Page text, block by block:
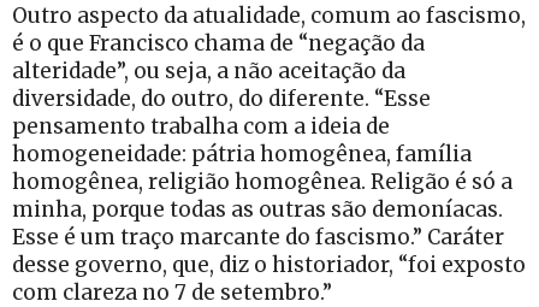
Outro aspecto da atualidade, comum ao fascismo,
é o que Francisco chama de “negação da
alteridade”, ou seja, a não aceitação da
diversidade, do outro, do diferente. “Esse
pensamento trabalha com a ideia de
homogeneidade: pátria homogênea, família
homogênea, religião homogênea. Religão é só a
minha, porque todas as outras são demoníacas.
Esse é um traço marcante do fascismo.” Caráter
desse governo, que, diz o historiador, “foi exposto
com clareza no 7 de setembro.”